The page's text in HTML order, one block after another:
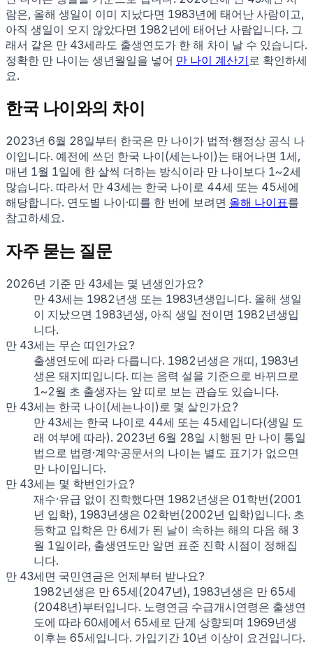
람은, 올해 생일이 이미 지났다면 1983년에 태어난 사람이고,
아직 생일이 오지 않았다면 1982 년에 태어난 사람입니다. 그
래서 같은 만 43세라도 출생연도가 한 해 차이 날 수 있습니다.
정확한 만 나이는 생년월일을 넣어 만 나이 계산기 로 확인하세
요.
한국 나이와의 차이
2023년 6월 28일부터 한국은 만 나이가 법적·행정상 공식 나
이입니다. 예전에 쓰던 한국 나이(세는나이)는 태어나면 1세,
매년 1월 1일에 한 살씩 더하는 방식이라 만 나이보다 1~2세
많습니다. 따라서 만 43세는 한국 나이로 44세 또는 45세에
해당합니다. 연도별 나이·띠를 한 번에 보려면 올해 나이표를
참고하세요.
자주 묻는 질문
2026년 기준 만 43세는 몇 년생인가요?
만 43세는 1982년생 또는 1983년생입니다. 올해 생일
이 지났으면 1983년생, 아직 생일 전이면 1982년생입
니다.
만 43세는 무슨 띠인가요?
출생연도에 따라 다릅니다. 1982년생은 개띠, 1983년
생은 돼지띠입니다. 띠는 음력 설을 기준으로 바뀌므로
1~2월 초 출생자는 앞 띠로 보는 관습도 있습니다.
만 43세는 한국 나이(세는나이)로 몇 살인가요?
만 43세는 한국 나이로 44세 또는 45세입니다(생일 도
래 여부에 따라). 2023년 6월 28일 시행된 만 나이 통일
법으로 법령·계약·공문서의 나이는 별도 표기가 없으면
만 나이입니다.
만 43세는 몇 학번인가요?
재수·유급 없이 진학했다면 1982년생은 01학번(2001
년 입학), 1983년생은 02학번(2002년 입학)입니다. 초
등학교 입학은 만 6세가 된 날이 속하는 해의 다음 해 3
월 1일이라, 출생연도만 알면 표준 진학 시점이 정해집
니다.
만 43세면 국민연금은 언제부터 받나요?
1982년생은 만 65세(2047년), 1983년생은 만 65세
(2048년)부터입니다. 노령연금 수급개시연령은 출생연
도에 따라 60세에서 65세로 단계 상향되며 1969년생
이후는 65세입니다. 가입기간 10년 이상이 요건입니다.